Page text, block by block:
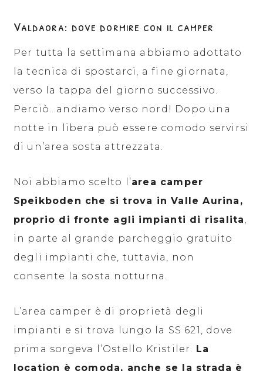
Valdaora: dove dormire con il camper
Per tutta la settimana abbiamo adottato
la tecnica di spostarci, a fine giornata,
verso la tappa del giorno successivo.
Perciò…andiamo verso nord! Dopo una
notte in libera può essere comodo servirsi
di un’area sosta attrezzata.
Noi abbiamo scelto l’area camper
Speikboden che si trova in Valle Aurina,
proprio di fronte agli impianti di risalita,
in parte al grande parcheggio gratuito
degli impianti che, tuttavia, non
consente la sosta notturna.
L’area camper è di proprietà degli
impianti e si trova lungo la SS 621, dove
prima sorgeva l’Ostello Kristiler. La
location è comoda, anche se la strada è